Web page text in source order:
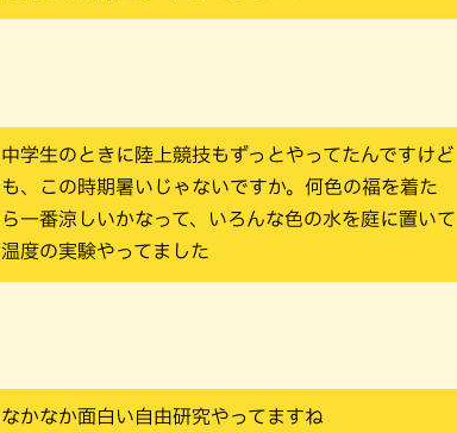
中学生のときに陸上競技もずっとやってたんですけど
も、この時期暑いじゃないですか。何色の福を着た
ら一番涼しいかなって、いろんな色の水を庭に置いて
温度の実験やってました
なかなか面白い自由研究やってますね